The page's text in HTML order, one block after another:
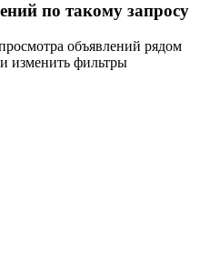
по такому запросу
объявлений рядом
изменить фильтры